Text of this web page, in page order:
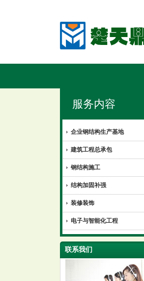
服务内容
企业钢结构生产基地
建筑工程总承包
钢结构施工
结构加固补强
装修装饰
电子与智能化工程
联系我们